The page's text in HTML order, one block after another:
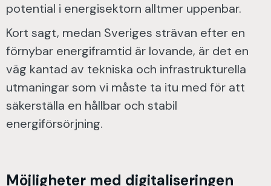
potential i energisektorn alltmer uppenbar.
Kort sagt, medan Sveriges strävan efter en
förnybar energiframtid är lovande, är det en
väg kantad av tekniska och infrastrukturella
utmaningar som vi måste ta itu med för att
säkerställa en hållbar och stabil
energiförsörjning.
Möjligheter med digitaliseringen